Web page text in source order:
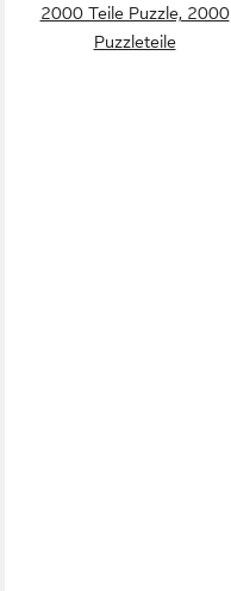
2000 Teile Puzzle, 2000
Puzzleteile